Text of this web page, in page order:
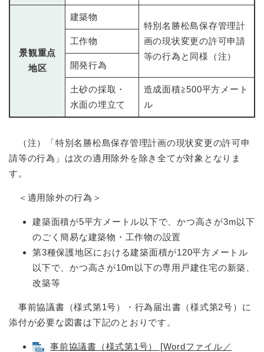
景観重点
地区
建築物
特別名勝松島保存管理計
画の現状変更の許可申請
等の行為と同様（注）
工作物
開発行為
土砂の採取・
水面の埋立て
造成面積≧500平方メート
ル
（注）「特別名勝松島保存管理計画の現状変更の許可申
請等の行為」は次の適用除外を除き全てが対象となりま
す。
＜適用除外の行為＞​
建築面積が5平方メートル以下で、かつ高さが3m以下
のごく簡易な建築物・工作物の設置
第3種保護地区における建築面積が120平方メートル
以下で、かつ高さが10m以下の専用戸建住宅の新築、
改築等
事前協議書（様式第1号）・行為届出書（様式第2号）に
添付が必要な図書は下記のとおりです。
事前協議書（様式第1号） [Wordファイル／